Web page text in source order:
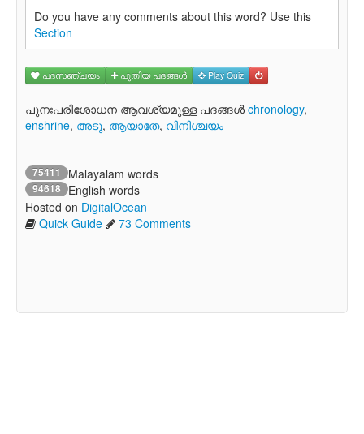
Do you have any comments about this word? Use this
Section
പദസഞ്ചയം പുതിയ പദങ്ങള്‍ Play Quiz
പുനഃപരിശോധന ആവശ്യമുള്ള പദങ്ങള്‍ chronology,
enshrine, അടു, ആയാതേ, വിനിശ്ചയം
75411 Malayalam words
94618
English words
Hosted on DigitalOcean
Quick Guide
73 Comments